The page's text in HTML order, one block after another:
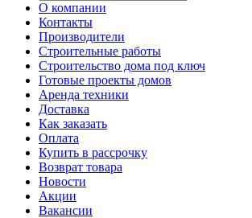
О компании
Контакты
Производители
Строительные работы
Строительство дома под ключ
Готовые проекты домов
Аренда техники
Доставка
Как заказать
Оплата
Купить в рассрочку
Возврат товара
Новости
Акции
Вакансии